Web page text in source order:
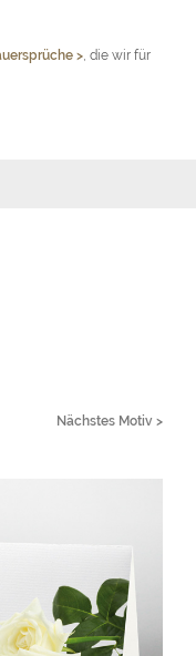
>, die wir für
Nächstes Motiv >